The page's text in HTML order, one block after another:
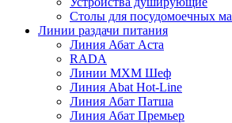
Столы для посудомоечных
Линии раздачи питания
Линия Абат Аста
RADA
Линии МХМ Шеф
Линия Abat Hot-Line
Линия Абат Патша
Линия Абат Премьер